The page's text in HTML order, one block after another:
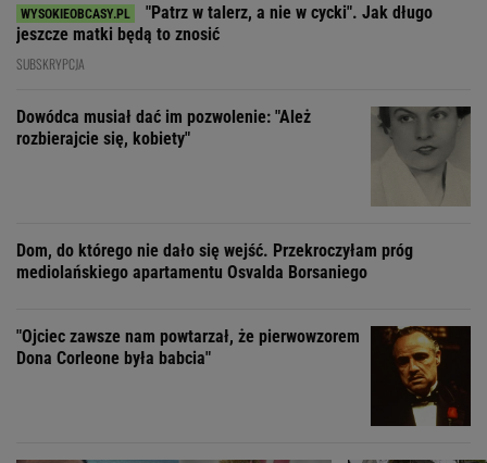
"Patrz w talerz, a nie w cycki". Jak długo
jeszcze matki będą to znosić
SUBSKRYPCJA
Dowódca musiał dać im pozwolenie: "Ależ
rozbierajcie się, kobiety"
Dom, do którego nie dało się wejść. Przekroczyłam próg
mediolańskiego apartamentu Osvalda Borsaniego
"Ojciec zawsze nam powtarzał, że pierwowzorem
Dona Corleone była babcia"